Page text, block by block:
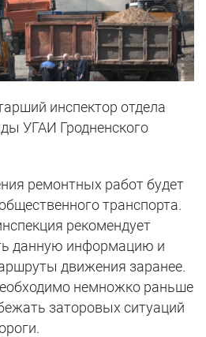
инспектор отдела
УГАИ Гродненского
ремонтных работ будет
транспорта.
рекомендует
данную информацию и
движения заранее.
немножко раньше
заторовых ситуаций